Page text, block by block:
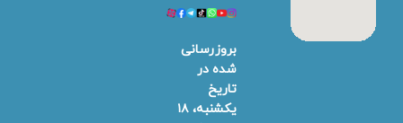
بروزرسانی
شده در
تاریخ
یکشنبه، ۱۸